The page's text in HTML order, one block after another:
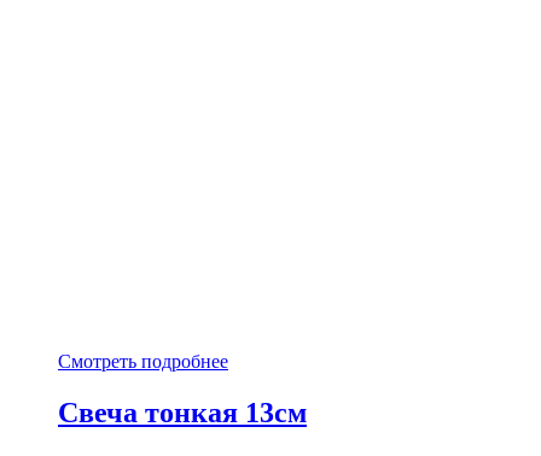
Смотреть подробнее
Свеча тонкая 13см